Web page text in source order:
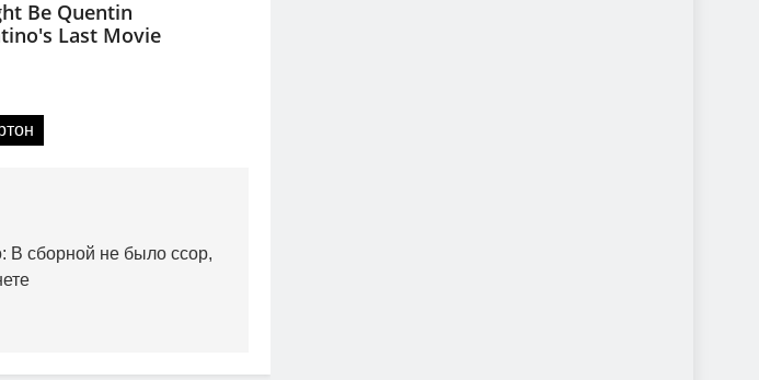
В сборной не было ссор,